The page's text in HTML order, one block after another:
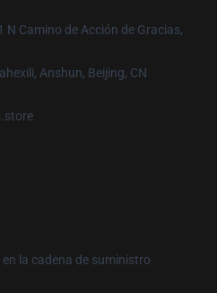
N Camino de Acción de Gracias,
Anshun, Beijing, CN
la cadena de suministro